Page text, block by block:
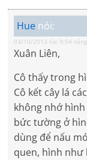
Hue nói:
03/10/2013 lúc 9:54 sáng
Xuân Liên,
Cô thấy trong
Cô kết cây lá
không nhớ
bức tường ở
dùng để nấu
quen, hình như